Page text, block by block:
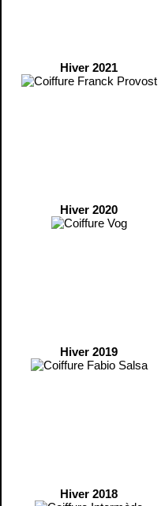
Hiver 2021
Hiver 2020
Hiver 2019
Hiver 2018